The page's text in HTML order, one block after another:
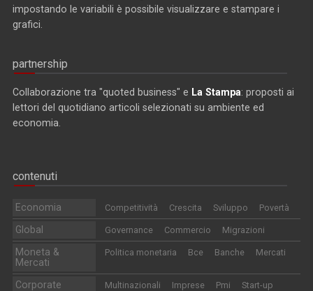
impostando le variabili è possibile visualizzare e stampare i
grafici.
partnership
Collaborazione tra "quoted business" e La Stampa: proposti ai
lettori del quotidiano articoli selezionati su ambiente ed
economia.
contenuti
Economia Competitività Crescita Sviluppo Povertà
Global Governance Commercio Migrazioni
Moneta &
Mercati
Politica monetaria Bce Banche Mercati
Corporate Multinazionali Imprese Pmi Start-up